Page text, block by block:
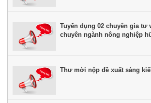
Tuyển dụng 02 chuyên gia tư
chuyên ngành nông nghiệp
Thư mời nộp đề xuất sáng